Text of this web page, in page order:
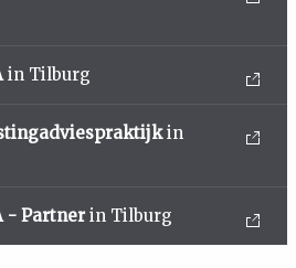
in Tilburg
in
- Partner in Tilburg